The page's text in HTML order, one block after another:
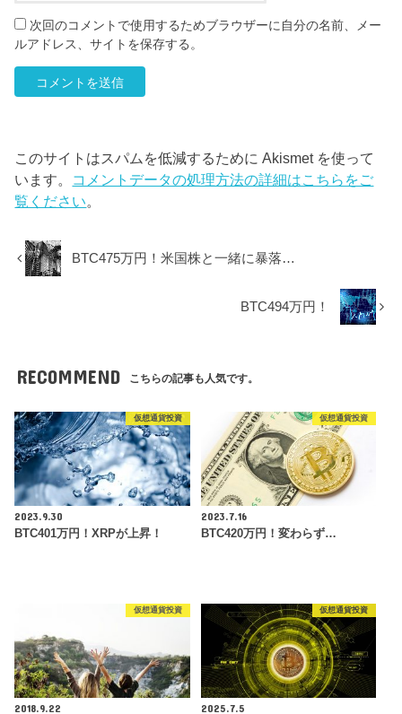
次回のコメントで使用するためブラウザーに自分の名前、メー
ルアドレス、サイトを保存する。
このサイトはスパムを低減するために Akismet を使って
います。 コメントデータの処理方法の詳細はこちらをご
覧ください
BTC475万円！米国株と一緒に暴落…
BTC494万円！
RECOMMEND こちらの記事も人気です。
仮想通貨投資
2023.9.30
BTC401万円！XRPが上昇！
仮想通貨投資
2023.7.16
BTC420万円！変わらず…
仮想通貨投資
2018.9.22
仮想通貨投資
2025.7.5